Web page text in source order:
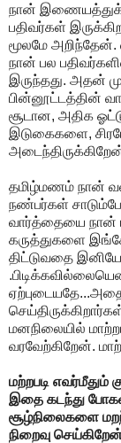
நான்
பதிவர்கள்
மூலமே அறிந்தேன்.
நான் பல
இருந்தது. அதன்
பின்னூட்டத்தின்
சூடான, அதிக
இடுகைகளை,
தமிழ்மணம் நான்
நண்பர்கள்
வார்த்தையை நான்
கருத்துகளை
திட்டுவதை
மனநிலையில்
வரவேற்கிறேன்.
மற்றபடி
இதை கடந்து
சூழ்நிலைகளை
நிறைவு